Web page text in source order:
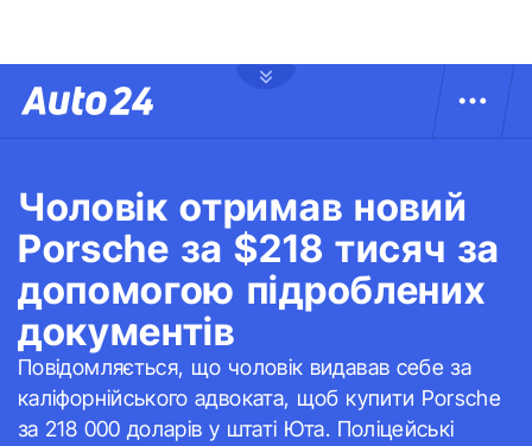
Чоловік отримав новий
Porsche за $218 тисяч за
допомогою підроблених
документів
Повідомляється, що чоловік видавав себе за
каліфорнійського адвоката, щоб купити Porsche
за 218 000 доларів у штаті Юта. Поліцейські